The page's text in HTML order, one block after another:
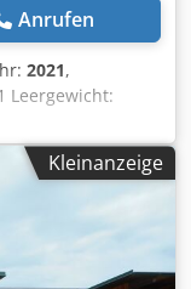
Anrufen
2021,
Leergewicht:
230 x 299 cm
TCD4.1 L-4
Kleinanzeige